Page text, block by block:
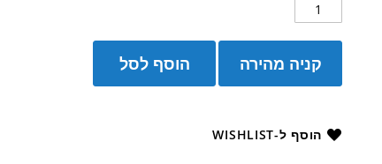
הוסף לסל קניה מהירה
הוסף ל-WISHLIST